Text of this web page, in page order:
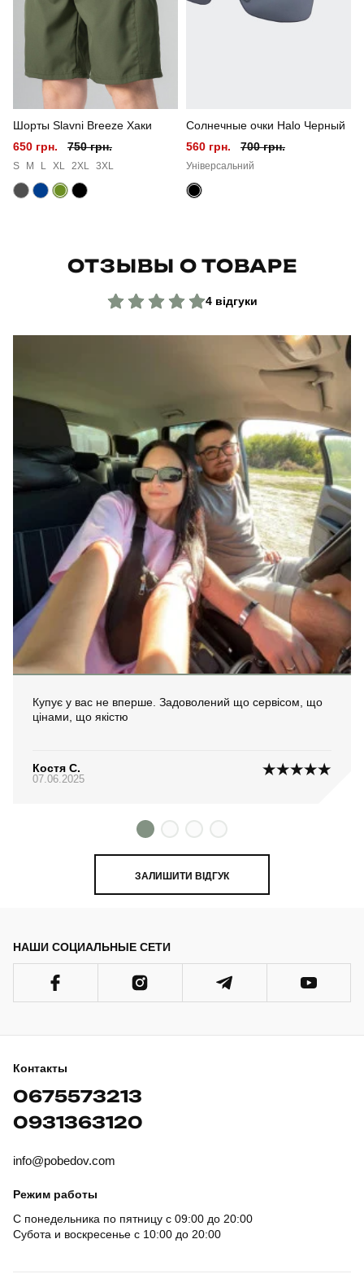
Склад тканини
Країна - виробник
Шорты Slavni Breeze Хаки
650 грн.
750 грн.
S M L XL 2XL 3XL
Солнечные очки Halo Черный
560 грн.
700 грн.
Універсальний
ОТЗЫВЫ О ТОВАРЕ
4 відгуки
Купує у вас не вперше. Задоволений що сервісом, що
цінами, що якістю
Костя С.
07.06.2025
ЗАЛИШИТИ ВІДГУК
НАШИ СОЦИАЛЬНЫЕ СЕТИ
Контакты
0675573213
0931363120
info@pobedov.com
Режим работы
С понедельника по пятницу с 09:00 до 20:00
Субота и воскресенье с 10:00 до 20:00